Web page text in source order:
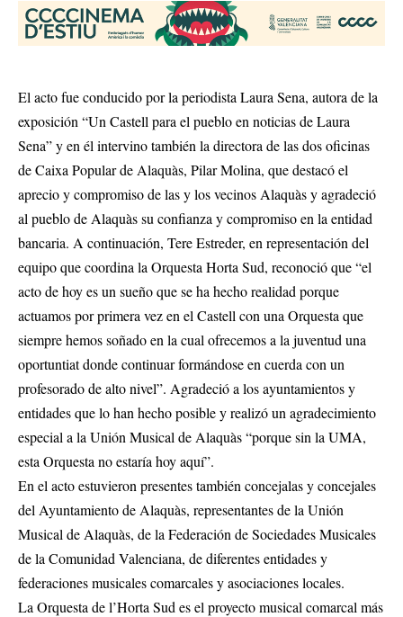
El acto fue conducido por la periodista Laura Sena, autora de la
exposición “Un Castell para el pueblo en noticias de Laura
Sena” y en él intervino también la directora de las dos oficinas
de Caixa Popular de Alaquàs, Pilar Molina, que destacó el
aprecio y compromiso de las y los vecinos Alaquàs y agradeció
al pueblo de Alaquàs su confianza y compromiso en la entidad
bancaria. A continuación, Tere Estreder, en representación del
equipo que coordina la Orquesta Horta Sud, reconoció que “el
acto de hoy es un sueño que se ha hecho realidad porque
actuamos por primera vez en el Castell con una Orquesta que
siempre hemos soñado en la cual ofrecemos a la juventud una
oportuntiat donde continuar formándose en cuerda con un
profesorado de alto nivel”. Agradeció a los ayuntamientos y
entidades que lo han hecho posible y realizó un agradecimiento
especial a la Unión Musical de Alaquàs “porque sin la UMA,
esta Orquesta no estaría hoy aquí”.
En el acto estuvieron presentes también concejalas y concejales
del Ayuntamiento de Alaquàs, representantes de la Unión
Musical de Alaquàs, de la Federación de Sociedades Musicales
de la Comunidad Valenciana, de diferentes entidades y
federaciones musicales comarcales y asociaciones locales.
La Orquesta de l’Horta Sud es el proyecto musical comarcal más